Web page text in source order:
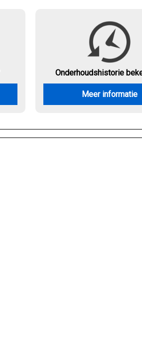
Onderhoudshistorie
Meer informatie